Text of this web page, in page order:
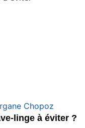
Chopoz
linge à éviter ?